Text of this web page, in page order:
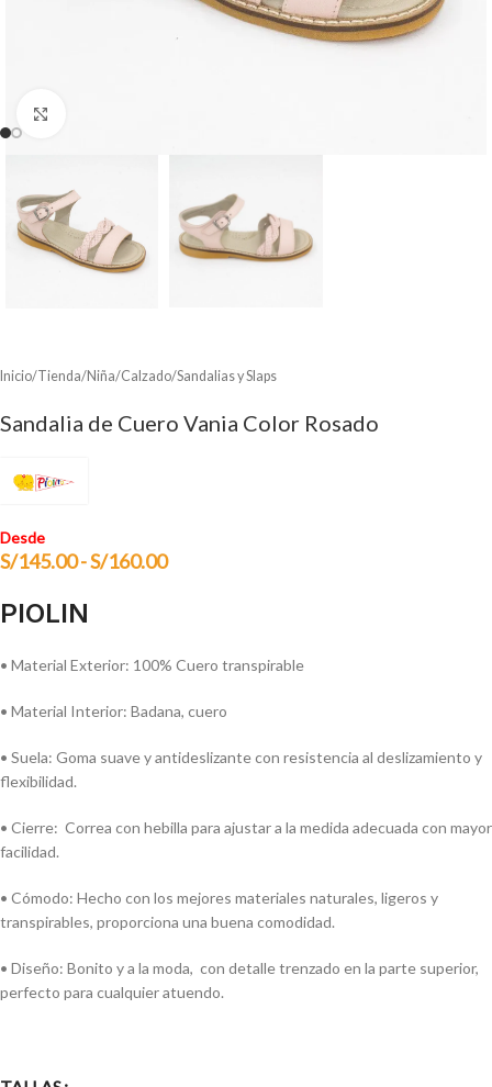
Inicio/Tienda/Niña/Calzado/Sandalias y Slaps
Sandalia de Cuero Vania Color Rosado
Desde
S/145.00-S/160.00
PIOLIN
• Material Exterior: 100% Cuero transpirable
• Material Interior: Badana, cuero
• Suela: Goma suave y antideslizante con resistencia al deslizamiento y
flexibilidad.
• Cierre: Correa con hebilla para ajustar a la medida adecuada con mayor
facilidad.
• Cómodo: Hecho con los mejores materiales naturales, ligeros y
transpirables, proporciona una buena comodidad.
• Diseño: Bonito y a la moda, con detalle trenzado en la parte superior,
perfecto para cualquier atuendo.